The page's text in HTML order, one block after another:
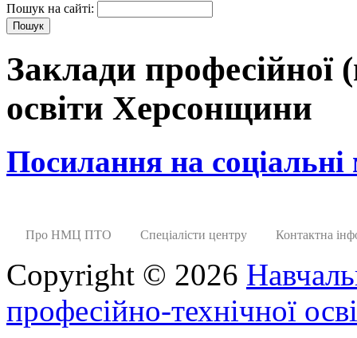
Пошук на сайті:
Заклади професійної
освіти Херсонщини
Посилання на соціальні
Про НМЦ ПТО Спеціалісти центру Контактна
Copyright © 2026
професійно-технічної